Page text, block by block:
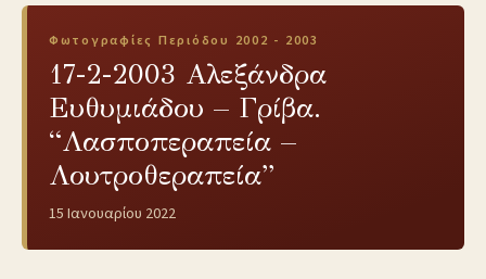
Φωτογραφίες Περιόδου 2002 - 2003
17-2-2003 Αλεξάνδρα
Ευθυμιάδου – Γρίβα.
“Λασποπεραπεία –
Λουτροθεραπεία”
15 Ιανουαρίου 2022